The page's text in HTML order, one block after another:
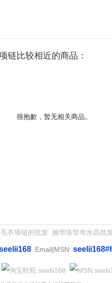
链比较相近的商品：
很抱歉，暂无相关商品。
毛衣项链的批发 施华洛世奇水晶批
Email|MSN: